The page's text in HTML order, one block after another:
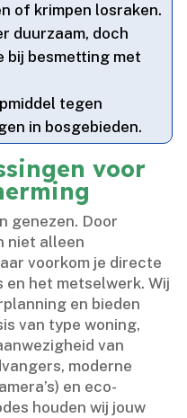
of krimpen losraken.​
duurzaam, doch
bij besmetting met
tegen
in bosgebieden.​
voor
genezen.​ Door
niet alleen
voorkom je directe
en het metselwerk.​ Wij
en bieden
van type woning,
van
moderne
en eco-
houden wij jouw